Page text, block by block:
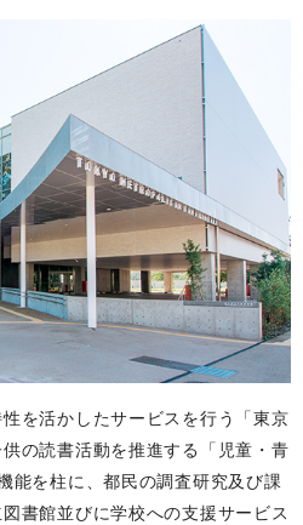
を活かしたサービスを行う「東京
の読書活動を推進する「児童・青
能を柱に、都民の調査研究及び課
書館並びに学校への支援サービス